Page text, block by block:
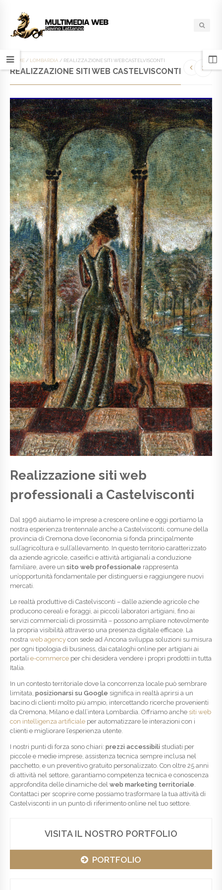
HOME / LOMBARDIA / REALIZZAZIONE SITI WEB CASTELVISCONTI
REALIZZAZIONE SITI WEB CASTELVISCONTI
Realizzazione siti web
professionali a Castelvisconti
Dal 1996 aiutiamo le imprese a crescere online e oggi portiamo la
nostra esperienza trentennale anche a Castelvisconti, comune della
provincia di Cremona dove l’economia si fonda principalmente
sull’agricoltura e sull’allevamento. In questo territorio caratterizzato
da aziende agricole, caseifici e attività artigianali a conduzione
familiare, avere un sito web professionale rappresenta
un’opportunità fondamentale per distinguersi e raggiungere nuovi
mercati.
Le realtà produttive di Castelvisconti – dalle aziende agricole che
producono cereali e foraggi, ai piccoli laboratori artigiani, fino ai
servizi commerciali di prossimità – possono ampliare notevolmente
la propria visibilità attraverso una presenza digitale efficace. La
nostra web agency con sede ad Ancona sviluppa soluzioni su misura
per ogni tipologia di business, dai cataloghi online per artigiani ai
portali e-commerce per chi desidera vendere i propri prodotti in tutta
Italia.
In un contesto territoriale dove la concorrenza locale può sembrare
limitata, posizionarsi su Google significa in realtà aprirsi a un
bacino di clienti molto più ampio, intercettando ricerche provenienti
da Cremona, Milano e dall’intera Lombardia. Offriamo anche siti web
con intelligenza artificiale per automatizzare le interazioni con i
clienti e migliorare l’esperienza utente.
I nostri punti di forza sono chiari: prezzi accessibili studiati per
piccole e medie imprese, assistenza tecnica sempre inclusa nel
pacchetto, e un preventivo gratuito personalizzato. Con oltre 25 anni
di attività nel settore, garantiamo competenza tecnica e conoscenza
approfondita delle dinamiche del web marketing territoriale.
Contattaci per scoprire come possiamo trasformare la tua attività di
Castelvisconti in un punto di riferimento online nel tuo settore.
VISITA IL NOSTRO PORTFOLIO
PORTFOLIO